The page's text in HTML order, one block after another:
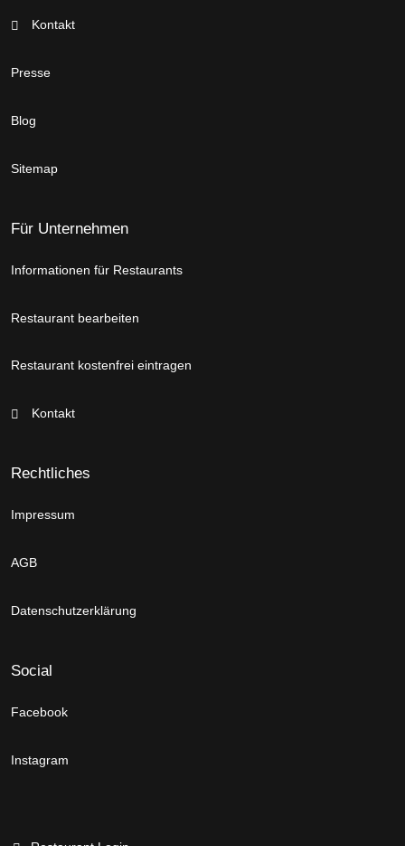
Kontakt
Presse
Blog
Sitemap
Für Unternehmen
Informationen für Restaurants
Restaurant bearbeiten
Restaurant kostenfrei eintragen
Kontakt
Rechtliches
Impressum
AGB
Datenschutzerklärung
Social
Facebook
Instagram